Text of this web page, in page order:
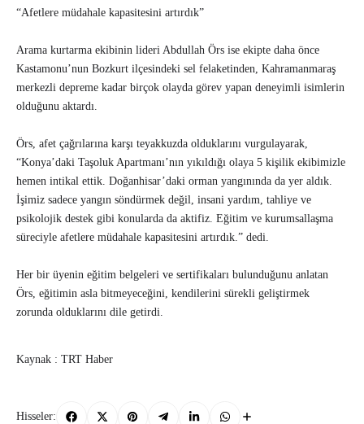
“Afetlere müdahale kapasitesini artırdık”
Arama kurtarma ekibinin lideri Abdullah Örs ise ekipte daha önce
Kastamonu’nun Bozkurt ilçesindeki sel felaketinden, Kahramanmaraş
merkezli depreme kadar birçok olayda görev yapan deneyimli isimlerin
olduğunu aktardı.
Örs, afet çağrılarına karşı teyakkuzda olduklarını vurgulayarak,
“Konya’daki Taşoluk Apartmanı’nın yıkıldığı olaya 5 kişilik ekibimizle
hemen intikal ettik. Doğanhisar’daki orman yangınında da yer aldık.
İşimiz sadece yangın söndürmek değil, insani yardım, tahliye ve
psikolojik destek gibi konularda da aktifiz. Eğitim ve kurumsallaşma
süreciyle afetlere müdahale kapasitesini artırdık.” dedi.
Her bir üyenin eğitim belgeleri ve sertifikaları bulunduğunu anlatan
Örs, eğitimin asla bitmeyeceğini, kendilerini sürekli geliştirmek
zorunda olduklarını dile getirdi.
Kaynak : TRT Haber
Hisseler: